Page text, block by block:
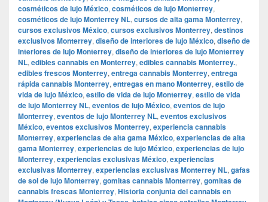
cosméticos de lujo México, cosméticos de lujo Monterrey,
cosméticos de lujo Monterrey NL, cursos de alta gama Monterrey,
cursos exclusivos México, cursos exclusivos Monterrey, destinos
exclusivos Monterrey, diseño de interiores de lujo México, diseño de
interiores de lujo Monterrey, diseño de interiores de lujo Monterrey
NL, edibles cannabis en Monterrey, edibles cannabis Monterrey.,
edibles frescos Monterrey, entrega cannabis Monterrey, entrega
rápida cannabis Monterrey, entregas en mano Monterrey, estilo de
vida de lujo México, estilo de vida de lujo Monterrey, estilo de vida
de lujo Monterrey NL, eventos de lujo México, eventos de lujo
Monterrey, eventos de lujo Monterrey NL, eventos exclusivos
México, eventos exclusivos Monterrey, experiencia cannabis
Monterrey, experiencias de alta gama México, experiencias de alta
gama Monterrey, experiencias de lujo México, experiencias de lujo
Monterrey, experiencias exclusivas México, experiencias
exclusivas Monterrey, experiencias exclusivas Monterrey NL, gafas
de sol de lujo Monterrey, gomitas cannabis Monterrey, gomitas de
cannabis frescas Monterrey, Historia conjunta del cannabis en